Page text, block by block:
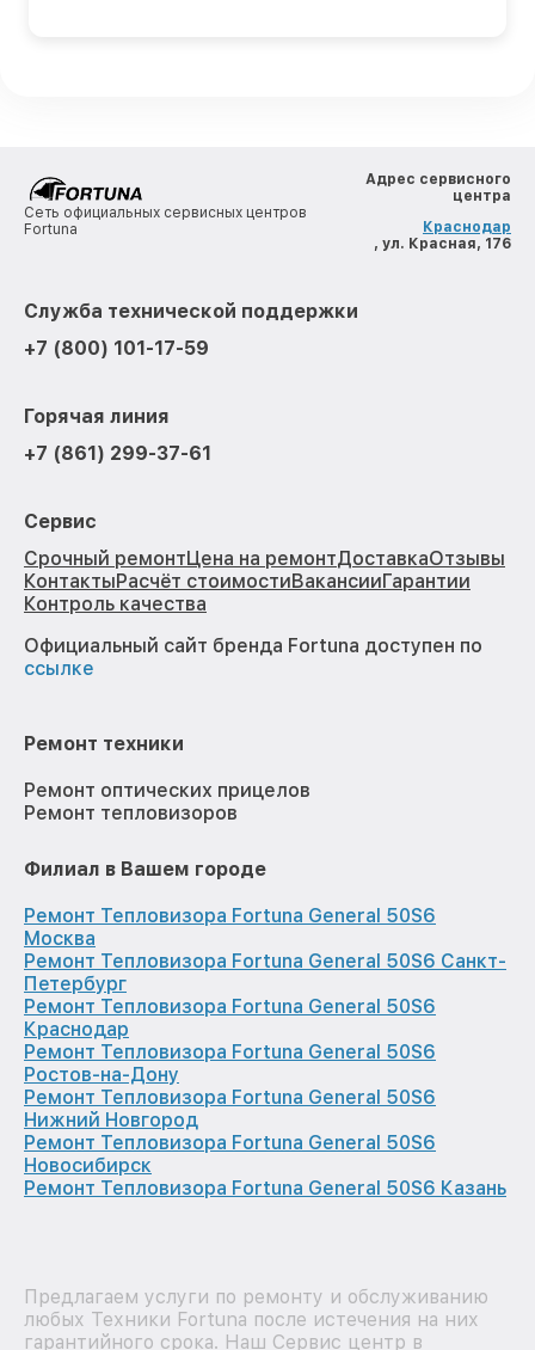
Сеть официальных сервисных центров
Fortuna
Адрес сервисного
центра
Краснодар
, ул. Красная, 176
Служба технической поддержки
+7 (800) 101-17-59
Горячая линия
+7 (861) 299-37-61
Сервис
Срочный ремонтЦена на ремонтДоставкаОтзывы
КонтактыРасчёт стоимостиВакансииГарантии
Контроль качества
Официальный сайт бренда Fortuna доступен по
ссылке
Ремонт техники
Ремонт оптических прицелов
Ремонт тепловизоров
Филиал в Вашем городе
Ремонт Тепловизора Fortuna General 50S6
Москва
Ремонт Тепловизора Fortuna General 50S6 Санкт-
Петербург
Ремонт Тепловизора Fortuna General 50S6
Краснодар
Ремонт Тепловизора Fortuna General 50S6
Ростов-на-Дону
Ремонт Тепловизора Fortuna General 50S6
Нижний Новгород
Ремонт Тепловизора Fortuna General 50S6
Новосибирск
Ремонт Тепловизора Fortuna General 50S6 Казань
Предлагаем услуги по ремонту и обслуживанию
любых Техники Fortuna после истечения на них
гарантийного срока. Наш Сервис центр в